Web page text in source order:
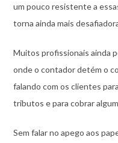
um pouco resistente a
torna ainda mais
Muitos profissionais ainda
onde o contador detém o
falando com os clientes
tributos e para cobrar
Sem falar no apego aos